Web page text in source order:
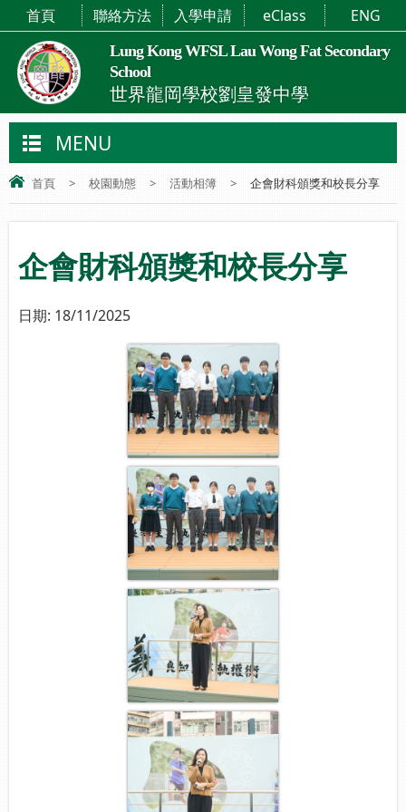
Lung Kong WFSL Lau Wong Fat Secondary
School
世界龍岡學校劉皇發中學
首頁 聯絡方法 入學申請 eClass ENG
MENU
首頁 > 校園動態 > 活動相簿 > 企會財科頒獎和校長分享
企會財科頒獎和校長分享
日期: 18/11/2025